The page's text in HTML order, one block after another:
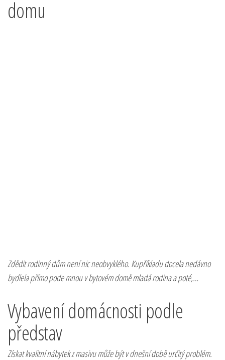
domu
Zdědit rodinný dům není nic neobvyklého. Kupříkladu docela nedávno
bydlela přímo pode mnou v bytovém domě mladá rodina a poté,…
Vybavení domácnosti podle
představ
Získat kvalitní nábytek z masivu může být v dnešní době určitý problém.